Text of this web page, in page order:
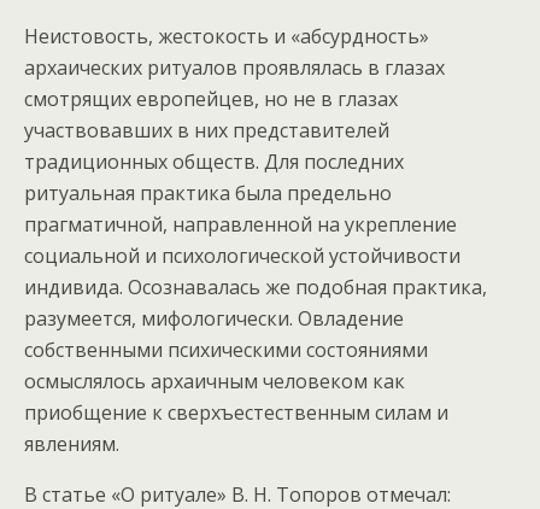
Неистовость, жестокость и «абсурдность»
архаических ритуалов проявлялась в глазах
смотрящих европейцев, но не в глазах
участвовавших в них представителей
традиционных обществ. Для последних
ритуальная практика была предельно
прагматичной, направленной на укрепление
социальной и психологической устойчивости
индивида. Осознавалась же подобная практика,
разумеется, мифологически. Овладение
собственными психическими состояниями
осмыслялось архаичным человеком как
приобщение к сверхъестественным силам и
явлениям.
В статье «О ритуале» В. Н. Топоров отмечал: